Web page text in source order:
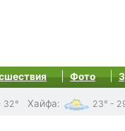
Фото
32° Хайфа: 23° -